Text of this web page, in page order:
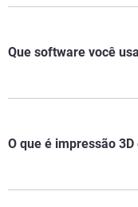
Que software você
O que é impressão